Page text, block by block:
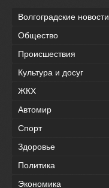
Волгоградские новости
Общество
Происшествия
Культура и досуг
ЖКХ
Автомир
Спорт
Здоровье
Политика
Экономика